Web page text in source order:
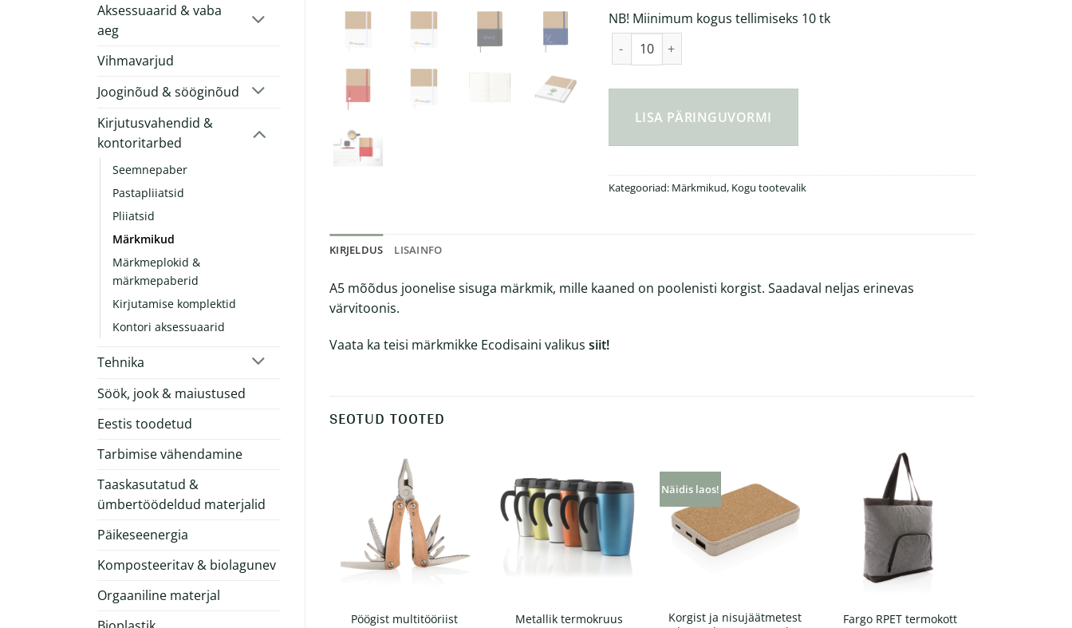
Aksessuaarid & vaba
aeg
Vihmavarjud
Jooginõud & sööginõud
Kirjutusvahendid &
kontoritarbed
Seemnepaber
Pastapliiatsid
Pliiatsid
Märkmikud
Märkmeplokid &
märkmepaberid
Kirjutamise komplektid
Kontori aksessuaarid
Tehnika
Söök, jook & maiustused
Eestis toodetud
Tarbimise vähendamine
Taaskasutatud &
ümbertöödeldud materjalid
Päikeseenergia
Komposteeritav & biolagunev
Orgaaniline materjal
NB! Miinimum kogus tellimiseks 10 tk
LISA PÄRINGUVORMI
Kategooriad: Märkmikud, Kogu tootevalik
KIRJELDUS LISAINFO
A5 mõõdus joonelise sisuga märkmik, mille kaaned on poolenisti korgist. Saadaval neljas erinevas
värvitoonis.
Vaata ka teisi märkmikke Ecodisaini valikus siit!
SEOTUD TOOTED
Pöögist multitööriist Metallik termokruus
Näidis laos!
Korgist ja nisujäätmetest
Fargo RPET termokott
Klassikaline tormikindel